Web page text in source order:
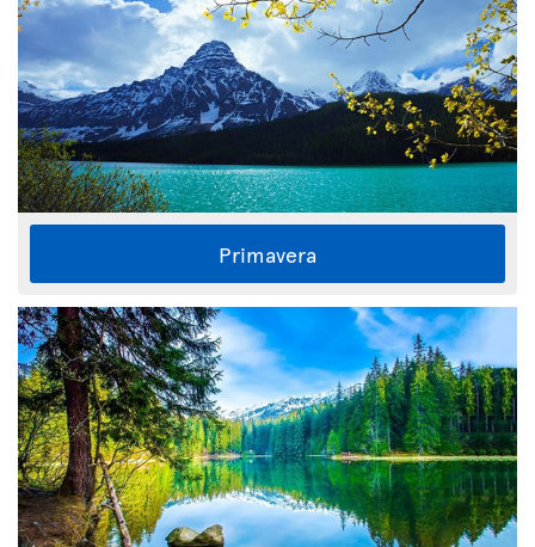
Primavera